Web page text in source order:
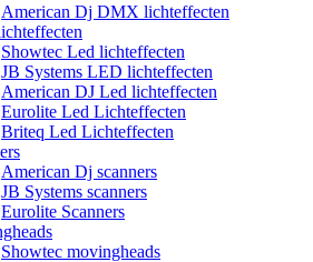
American Dj DMX lichteffecten
Showtec Led lichteffecten
JB Systems LED lichteffecten
American DJ Led lichteffecten
Eurolite Led Lichteffecten
Briteq Led Lichteffecten
American Dj scanners
JB Systems scanners
Eurolite Scanners
Showtec movingheads